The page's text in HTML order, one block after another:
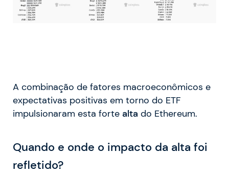
A combinação de fatores macroeconômicos e
expectativas positivas em torno do ETF
impulsionaram esta forte alta do Ethereum.
Quando e onde o impacto da alta foi
refletido?